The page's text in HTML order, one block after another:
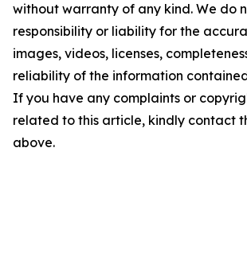
without warranty of any kind. We do
responsibility or liability for the
images, videos, licenses,
reliability of the information
If you have any complaints or
related to this article, kindly contact
above.